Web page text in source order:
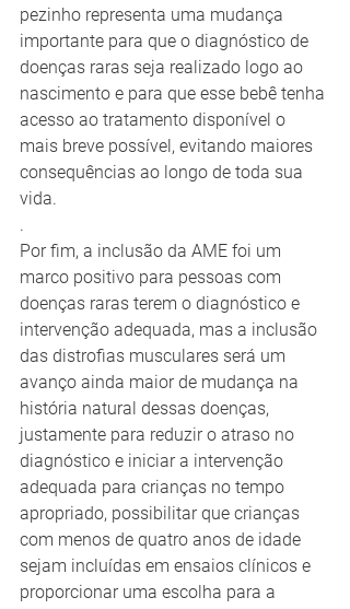
pezinho representa uma mudança
importante para que o diagnóstico de
doenças raras seja realizado logo ao
nascimento e para que esse bebê tenha
acesso ao tratamento disponível o
mais breve possível, evitando maiores
consequências ao longo de toda sua
vida.
.
Por fim, a inclusão da AME foi um
marco positivo para pessoas com
doenças raras terem o diagnóstico e
intervenção adequada, mas a inclusão
das distrofias musculares será um
avanço ainda maior de mudança na
história natural dessas doenças,
justamente para reduzir o atraso no
diagnóstico e iniciar a intervenção
adequada para crianças no tempo
apropriado, possibilitar que crianças
com menos de quatro anos de idade
sejam incluídas em ensaios clínicos e
proporcionar uma escolha para a